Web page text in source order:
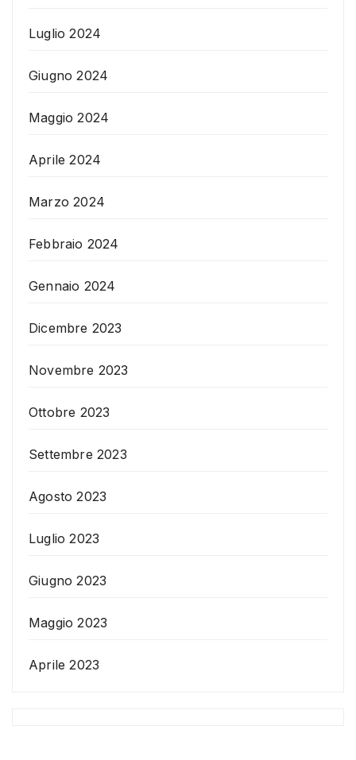
Luglio 2024
Giugno 2024
Maggio 2024
Aprile 2024
Marzo 2024
Febbraio 2024
Gennaio 2024
Dicembre 2023
Novembre 2023
Ottobre 2023
Settembre 2023
Agosto 2023
Luglio 2023
Giugno 2023
Maggio 2023
Aprile 2023